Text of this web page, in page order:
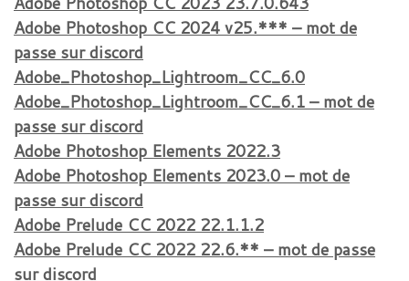
Adobe Photoshop CC 2024 v25.*** – mot de
passe surdiscord
Adobe_Photoshop_Lightroom_CC_6.0
Adobe_Photoshop_Lightroom_CC_6.1 – mot de
passe sur discord
Adobe Photoshop Elements 2022.3
Adobe Photoshop Elements 2023.0 – mot de
passe sur discord
Adobe Prelude CC 2022 22.1.1.2
Adobe Prelude CC 2022 22.6.** – mot de passe
sur discord